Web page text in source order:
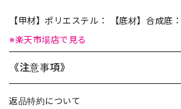
【甲材】ポリエステル： 【底材】合成底：
※楽天市場店で見る
《注意事項》
返品特約について